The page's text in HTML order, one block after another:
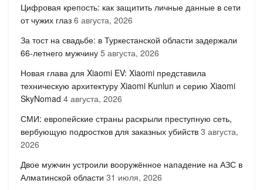
Цифровая крепость: как защитить личные данные в сети
от чужих глаз 6 августа, 2026
За тост на свадьбе: в Туркестанской области задержали
66-летнего мужчину 5 августа, 2026
Новая глава для Xiaomi EV: Xiaomi представила
техническую архитектуру Xiaomi Kunlun и серию Xiaomi
SkyNomad 4 августа, 2026
СМИ: европейские страны раскрыли преступную сеть,
вербующую подростков для заказных убийств 3 августа,
2026
Двое мужчин устроили вооружённое нападение на АЗС в
Алматинской области 31 июля, 2026